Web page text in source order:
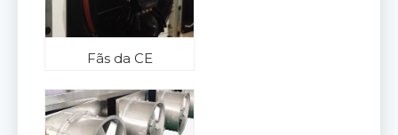
Fãs da CE